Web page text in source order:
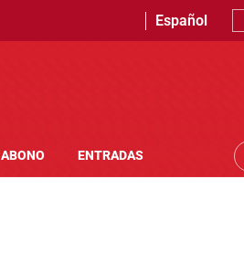
Español
ABONO ENTRADAS